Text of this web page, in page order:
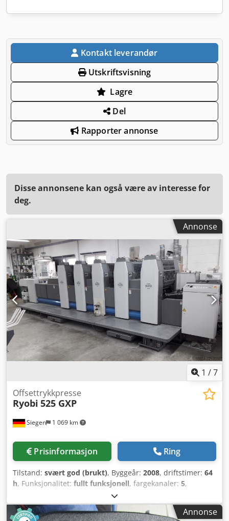
Kontakt leverandør
Utskriftsvisning
Lagre
Del
Rapporter annonse
Disse annonsene kan også være av interesse for
deg.
Annonse
1 /7
Siegen 1 069 km
Offsettrykkpresse
Ryobi 525 GXP
Prisinformasjon Ring
Tilstand: svært god (brukt), Byggeår: 2008, driftstimer: 64
h, Funksjonalitet: fullt funksjonell, fargekanaler: 5,
, papirbredde (maks.):
mm, - Ryobi PCS-H - Vending 2:3 / 5:0 - RYOBI
halvautomatisk plattskifter - IR-tørker - PudderapparatAnnonse